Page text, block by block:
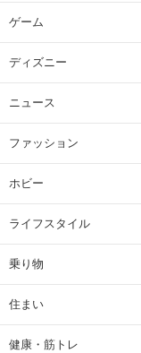
ゲーム
ディズニー
ニュース
ファッション
ホビー
ライフスタイル
乗り物
住まい
健康・筋トレ